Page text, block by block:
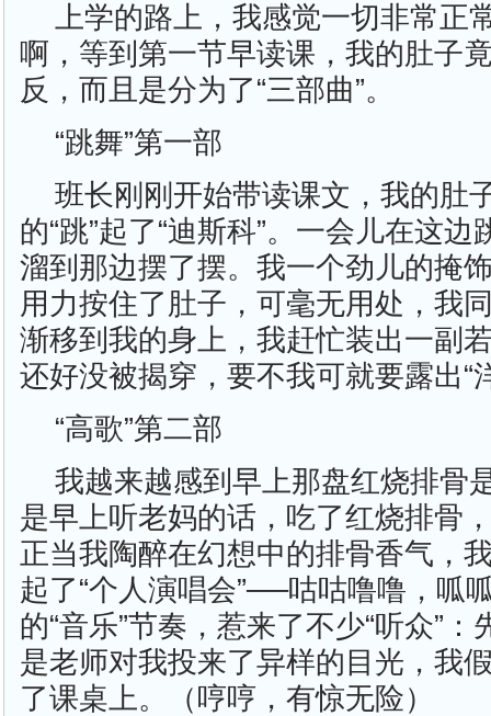
上学的路上，我感觉一切非常正
啊，等到第一节早读课，我的肚子
反，而且是分为了“三部曲”。
“跳舞”第一部
班长刚刚开始带读课文，我的肚
的“跳”起了“迪斯科”。一会儿在这
溜到那边摆了摆。我一个劲儿的掩
用力按住了肚子，可毫无用处，我
渐移到我的身上，我赶忙装出一副
还好没被揭穿，要不我可就要露出
“高歌”第二部
我越来越感到早上那盘红烧排骨
是早上听老妈的话，吃了红烧排骨
正当我陶醉在幻想中的排骨香气，
起了“个人演唱会”──咕咕噜噜，
的“音乐”节奏，惹来了不少“听众”
是老师对我投来了异样的目光，我
了课桌上。（哼哼，有惊无险）